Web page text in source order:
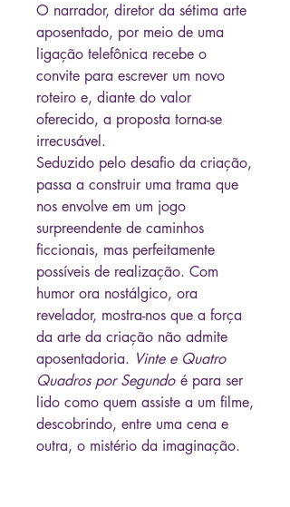
O narrador, diretor da sétima arte
aposentado, por meio de uma
ligação telefônica recebe o
convite para escrever um novo
roteiro e, diante do valor
oferecido, a proposta torna-se
irrecusável.
Seduzido pelo desafio da criação,
passa a construir uma trama que
nos envolve em um jogo
surpreendente de caminhos
ficcionais, mas perfeitamente
possíveis de realização. Com
humor ora nostálgico, ora
revelador, mostra-nos que a força
da arte da criação não admite
aposentadoria. Vinte e Quatro
Quadros por Segundo é para ser
lido como quem assiste a um filme,
descobrindo, entre uma cena e
outra, o mistério da imaginação.